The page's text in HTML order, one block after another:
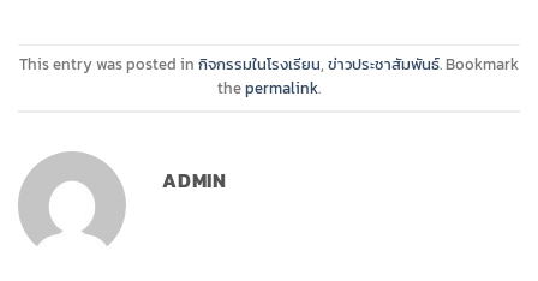
This entry was posted in กิจกรรมในโรงเรียน, ข่าวประชาสัมพันธ์. Bookmark
thepermalink.
ADMIN